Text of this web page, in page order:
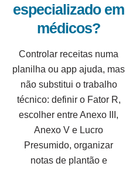
especializado em
médicos?
Controlar receitas numa
planilha ou app ajuda, mas
não substitui o trabalho
técnico: definir o Fator R,
escolher entre Anexo III,
Anexo V e Lucro
Presumido, organizar
notas de plantão e